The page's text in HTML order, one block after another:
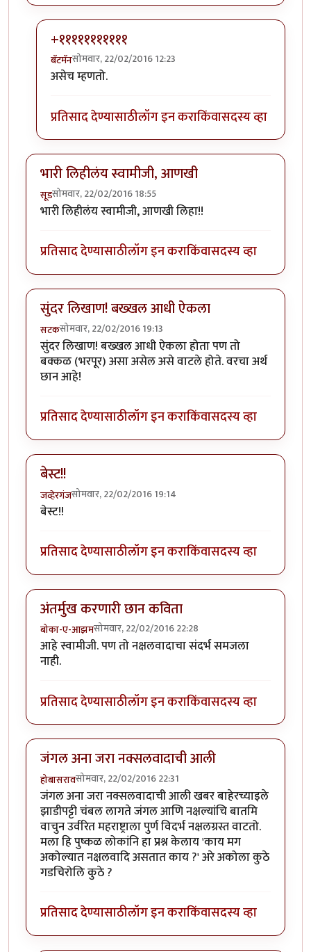
+१११११११११११
बॅटमॅनसोमवार, 22/02/2016 12:23
In reply toपूर्ण नाही समजली पण वाचायला
असेच म्हणतो.
प्रतिसाद देण्यासाठीलॉग इन कराकिंवासदस्य व्हा
भारी लिहीलंय स्वामीजी, आणखी
सूडसोमवार, 22/02/2016 18:55
भारी लिहीलंय स्वामीजी, आणखी लिहा!!
प्रतिसाद देण्यासाठीलॉग इन कराकिंवासदस्य व्हा
सुंदर लिखाण! बख्खल आधी ऐकला
सटकसोमवार, 22/02/2016 19:13
सुंदर लिखाण! बख्खल आधी ऐकला होता पण तो
बक्कळ (भरपूर) असा असेल असे वाटले होते. वरचा अर्थ
छान आहे!
प्रतिसाद देण्यासाठीलॉग इन कराकिंवासदस्य व्हा
बेस्ट!!
जव्हेरगंजसोमवार, 22/02/2016 19:14
बेस्ट!!
प्रतिसाद देण्यासाठीलॉग इन कराकिंवासदस्य व्हा
अंतर्मुख करणारी छान कविता
बोका-ए-आझमसोमवार, 22/02/2016 22:28
आहे स्वामीजी. पण तो नक्षलवादाचा संदर्भ समजला
नाही.
प्रतिसाद देण्यासाठीलॉग इन कराकिंवासदस्य व्हा
जंगल अना जरा नक्सलवादाची आली
होबासरावसोमवार, 22/02/2016 22:31
जंगल अना जरा नक्सलवादाची आली खबर बाहेरच्याइले
झाडीपट्टी चंबल लागते जंगल आणि नक्षल्यांचि बातमि
वाचुन उर्वरित महराष्ट्राला पुर्ण विदर्भ नक्षलग्रस्त वाटतो.
मला हि पुष्कळ लोकांनि हा प्रश्न केलाय 'काय मग
अकोल्यात नक्षलवादि असतात काय ?' अरे अकोला कुठे
गडचिरोलि कुठे ?
प्रतिसाद देण्यासाठीलॉग इन कराकिंवासदस्य व्हा